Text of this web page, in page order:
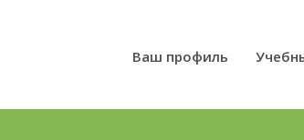
Ваш профиль